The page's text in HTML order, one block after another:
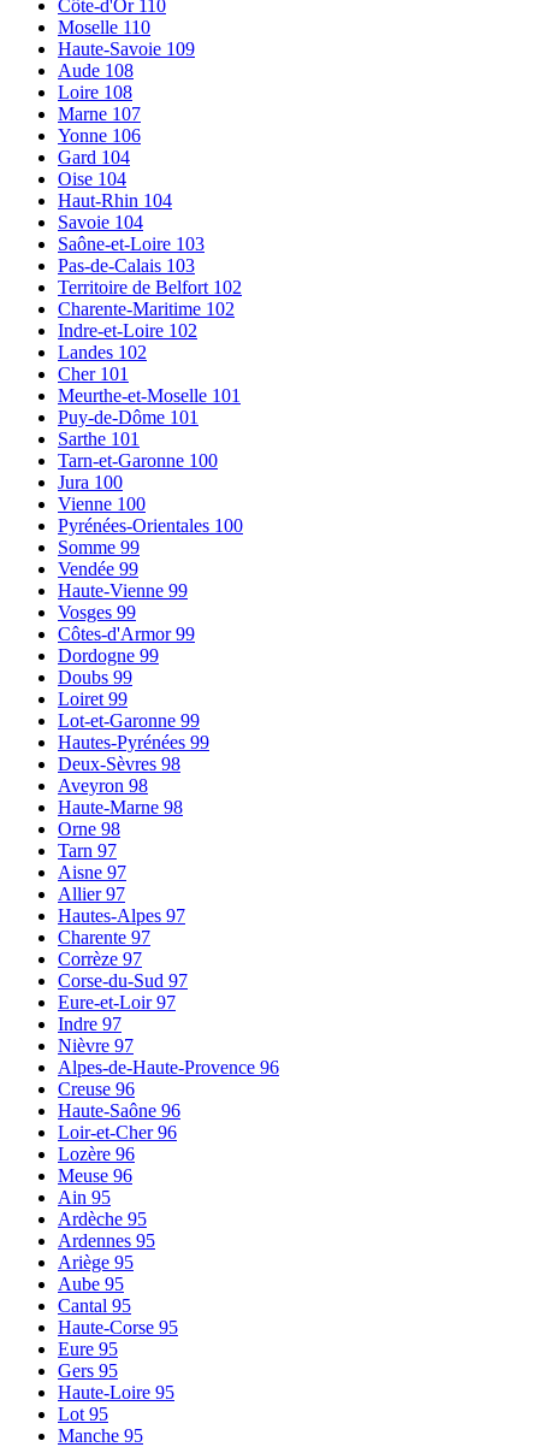
Côte-d'Or 110
Moselle 110
Haute-Savoie 109
Aude 108
Loire 108
Marne 107
Yonne 106
Gard 104
Oise 104
Haut-Rhin 104
Savoie 104
Saône-et-Loire 103
Pas-de-Calais 103
Territoire de Belfort 102
Charente-Maritime 102
Indre-et-Loire 102
Landes 102
Cher 101
Meurthe-et-Moselle 101
Puy-de-Dôme 101
Sarthe 101
Tarn-et-Garonne 100
Jura 100
Vienne 100
Pyrénées-Orientales 100
Somme 99
Vendée 99
Haute-Vienne 99
Vosges 99
Côtes-d'Armor 99
Dordogne 99
Doubs 99
Loiret 99
Lot-et-Garonne 99
Hautes-Pyrénées 99
Deux-Sèvres 98
Aveyron 98
Haute-Marne 98
Orne 98
Tarn 97
Aisne 97
Allier 97
Hautes-Alpes 97
Charente 97
Corrèze 97
Corse-du-Sud 97
Eure-et-Loir 97
Indre 97
Nièvre 97
Alpes-de-Haute-Provence 96
Creuse 96
Haute-Saône 96
Loir-et-Cher 96
Lozère 96
Meuse 96
Ain 95
Ardèche 95
Ardennes 95
Ariège 95
Aube 95
Cantal 95
Haute-Corse 95
Eure 95
Gers 95
Haute-Loire 95
Lot 95
Manche 95